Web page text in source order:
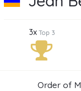
3xTop 3
Order of